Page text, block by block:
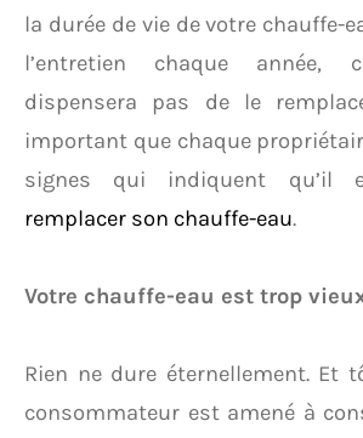
la durée de vie de votre chauffe-
l’entretien chaque année,
dispensera pas de le
important que chaque
signes qui indiquent qu’il
remplacer son chauffe-eau.
Votre chauffe-eau est trop
Rien ne dure éternellement. Et
consommateur est amené à